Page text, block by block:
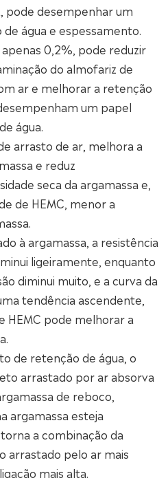
pode desempenhar um
água e espessamento.
0,2%, pode reduzir
do almofariz de
ar e melhorar a retenção
um papel
água.
arrasto de ar, melhora a
e reduz
seca da argamassa e,
de HEMC, menor a
à argamassa, a resistência
ligeiramente, enquanto
diminui muito, e a curva da
tendência ascendente,
HEMC pode melhorar a
de retenção de água, o
arrastado por ar absorva
de reboco,
argamassa esteja
a combinação da
arrastado pelo ar mais
mais alta.